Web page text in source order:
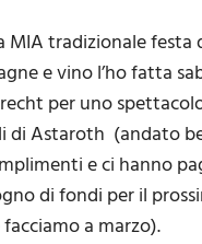
MIA tradizionale festa
e vino l’ho fatta
per uno
di Astaroth (andato
e ci hanno
di fondi per il
a marzo).